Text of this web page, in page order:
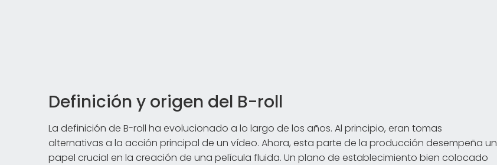
Definición y origen del B-roll
La definición de B-roll ha evolucionado a lo largo de los años. Al principio, eran tomas
alternativas a la acción principal de un vídeo. Ahora, esta parte de la producción desempeña un
papel crucial en la creación de una película fluida. Un plano de establecimiento bien colocado